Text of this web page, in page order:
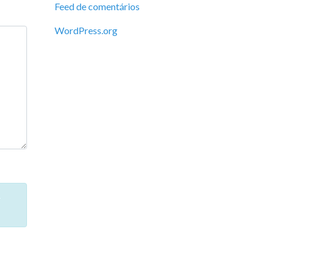
Feed de comentários
WordPress.org